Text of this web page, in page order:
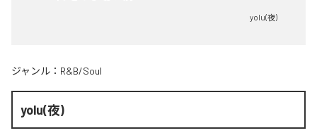
yolu(夜)
ジャンル： R&B/Soul
yolu(夜)